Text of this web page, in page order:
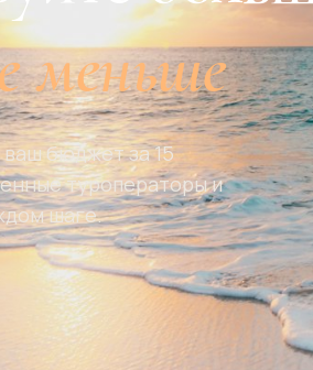
меньше
бюджет за 15
туроператоры и
шаге.